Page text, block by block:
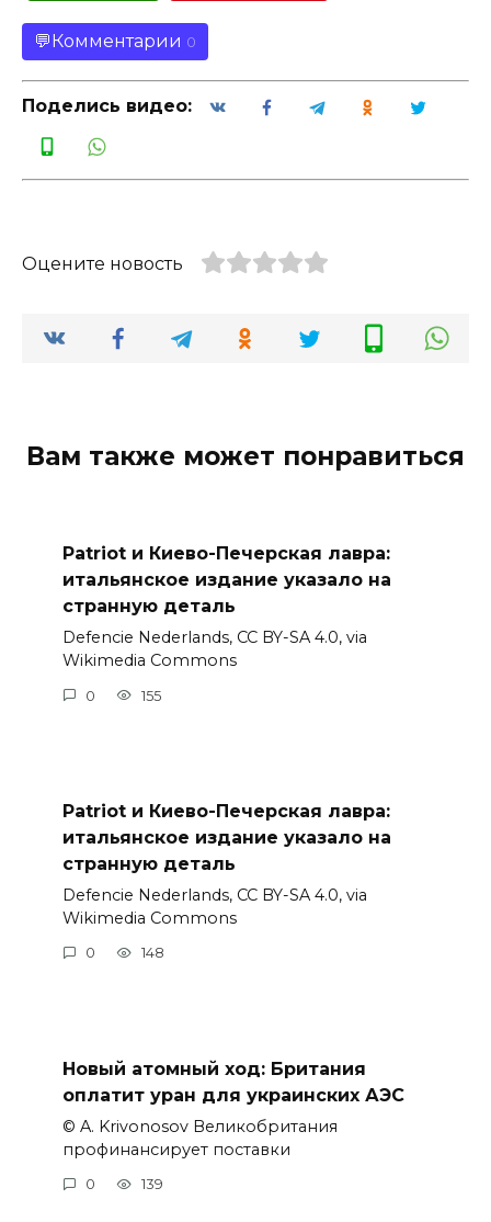
Комментарии 0
Поделись видео:
Оцените новость
Вам также может понравиться
Patriot и Киево-Печерская лавра:
итальянское издание указало на
странную деталь
Defencie Nederlands, CC BY-SA 4.0, via
Wikimedia Commons
0 155
Patriot и Киево-Печерская лавра:
итальянское издание указало на
странную деталь
Defencie Nederlands, CC BY-SA 4.0, via
Wikimedia Commons
0 148
Новый атомный ход: Британия
оплатит уран для украинских АЭС
© A. Krivonosov Великобритания
профинансирует поставки
0 139